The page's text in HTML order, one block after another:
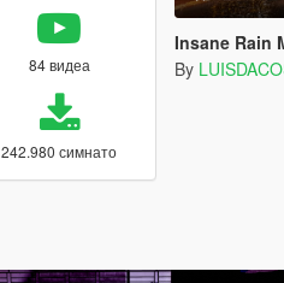
84 видеа
242.980 симнато
Insane Rain
By